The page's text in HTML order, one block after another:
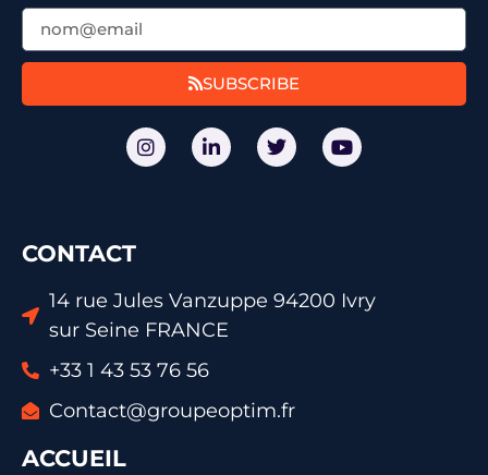
SUBSCRIBE
CONTACT
14 rue Jules Vanzuppe 94200 Ivry
sur Seine FRANCE
+33 1 43 53 76 56
Contact@groupeoptim.fr
ACCUEIL